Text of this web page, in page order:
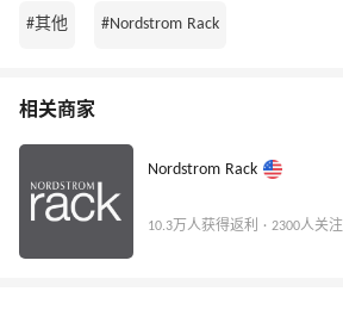
#其他 #Nordstrom Rack
相关商家
Nordstrom Rack
10.3万人获得返利 · 2300人关注